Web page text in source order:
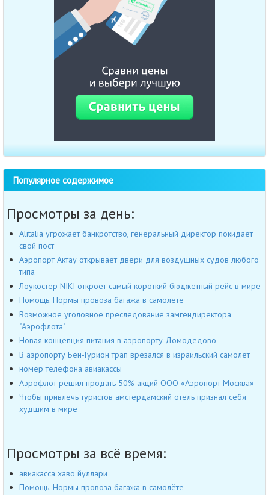
Популярное содержимое
Просмотры за день:
Alitalia угрожает банкротство, генеральный директор покидает
свой пост
Аэропорт Актау открывает двери для воздушных судов любого
типа
Лоукостер NIKI откроет самый короткий бюджетный рейс в мире
Помощь. Нормы провоза багажа в самолёте
Возможное уголовное преследование замгендиректора
"Аэрофлота"
Новая концепция питания в аэропорту Домодедово
В аэропорту Бен-Гурион трап врезался в израильский самолет
номер телефона авиакассы
Аэрофлот решил продать 50% акций ООО «Аэропорт Москва»
Чтобы привлечь туристов амстердамский отель признал себя
худшим в мире
Просмотры за всё время:
авиакасса хаво йуллари
Помощь. Нормы провоза багажа в самолёте